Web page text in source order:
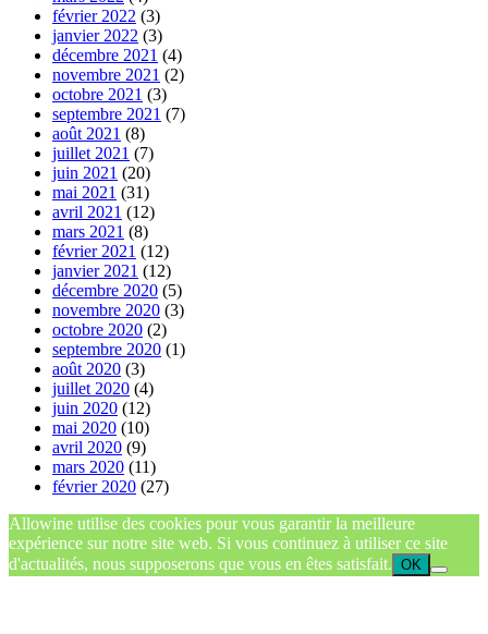
février 2022 (3)
janvier 2022 (3)
décembre 2021 (4)
novembre 2021 (2)
octobre 2021 (3)
septembre 2021 (7)
août 2021 (8)
juillet 2021 (7)
juin 2021 (20)
mai 2021 (31)
avril 2021 (12)
mars 2021 (8)
février 2021 (12)
janvier 2021 (12)
décembre 2020 (5)
novembre 2020 (3)
octobre 2020 (2)
septembre 2020 (1)
août 2020 (3)
juillet 2020 (4)
juin 2020 (12)
mai 2020 (10)
avril 2020 (9)
mars 2020 (11)
février 2020 (27)
Allowine utilise des cookies pour vous garantir la meilleure
expérience sur notre site web. Si vous continuez à utiliser ce site
d'actualités, nous supposerons que vous en êtes satisfait. OK